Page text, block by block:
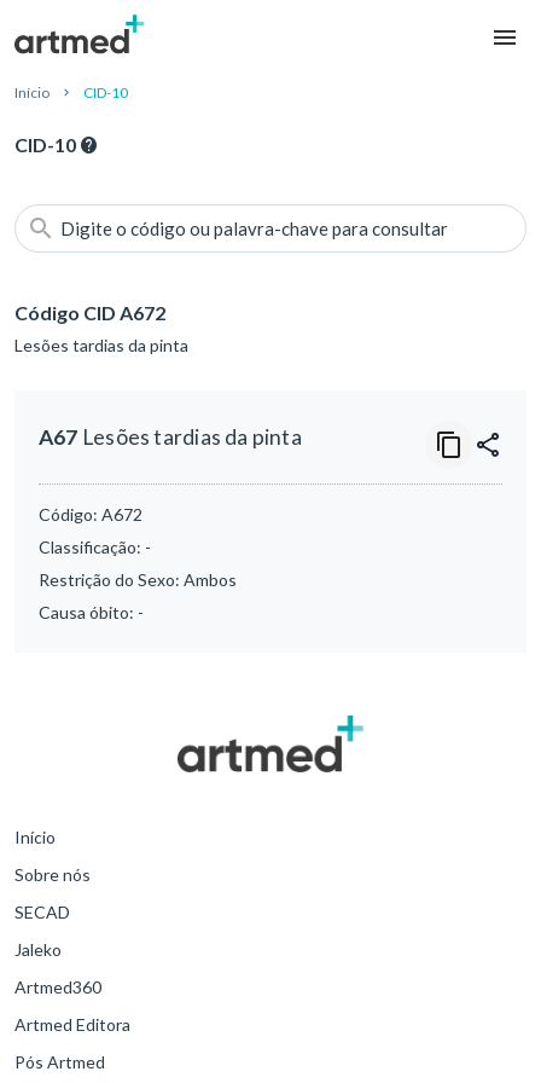
Início CID-10
CID-10
Digite o código ou palavra-chave para consultar
Código CID A672
Lesões tardias da pinta
A67 Lesões tardias da pinta
Código: A672
Classificação: -
Restrição do Sexo: Ambos
Causa óbito: -
Início
Sobre nós
SECAD
Jaleko
Artmed360
Artmed Editora
Pós Artmed